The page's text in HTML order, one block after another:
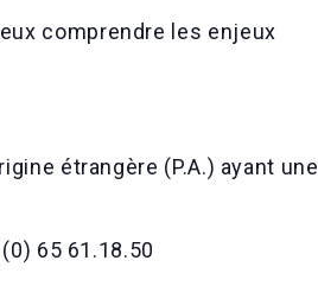
comprendre les enjeux
étrangère (P.A.) ayant une
65 61.18.50